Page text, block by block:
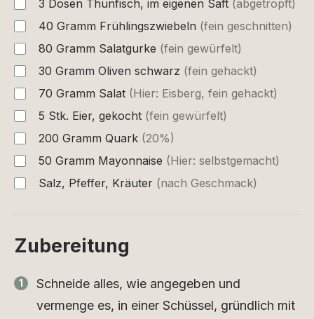
3 Dosen Thunfisch, im eigenen Saft (abgetropft)
40 Gramm Frühlingszwiebeln (fein geschnitten)
80 Gramm Salatgurke (fein gewürfelt)
30 Gramm Oliven schwarz (fein gehackt)
70 Gramm Salat (Hier: Eisberg, fein gehackt)
5 Stk. Eier, gekocht (fein gewürfelt)
200 Gramm Quark (20%)
50 Gramm Mayonnaise (Hier: selbstgemacht)
Salz, Pfeffer, Kräuter (nach Geschmack)
Zubereitung
Schneide alles, wie angegeben und
vermenge es, in einer Schüssel, gründlich mit